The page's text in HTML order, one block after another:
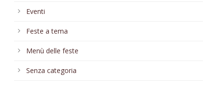
Eventi
Feste a tema
Menù delle feste
Senza categoria